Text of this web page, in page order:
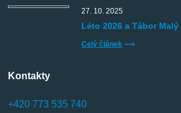
27. 10. 2025
Léto 2026 a Tábor
Celý článek ⟶
Kontakty
+420 773 535 740